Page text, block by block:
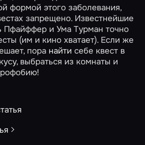
формой этого заболевания,
запрещено. Известнейшие
Пфайффер и Ума Турман точно
(им и кино хватает). Если же
пора найти себе квест в
выбраться из комнаты и